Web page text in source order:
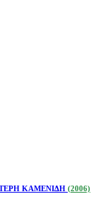
ΚΑΜΕΝΙΔΗ (2006)